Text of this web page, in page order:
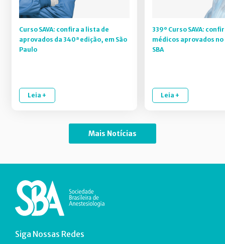
Curso SAVA: confira a lista de
aprovados da 340ª edição, em São
Paulo
Leia +
339º Curso SAVA:
médicos aprovados
SBA
Leia +
Mais Notícias
Siga Nossas Redes